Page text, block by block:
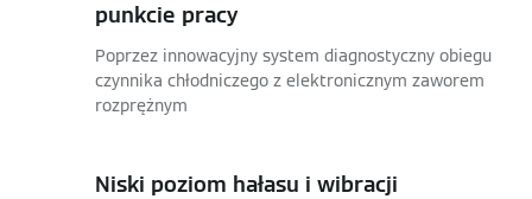
punkcie pracy
Poprzez innowacyjny system diagnostyczny obiegu
czynnika chłodniczego z elektronicznym zaworem
rozprężnym
Niski poziom hałasu i wibracji